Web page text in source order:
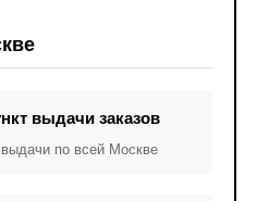
выдачи заказов
по всей Москве